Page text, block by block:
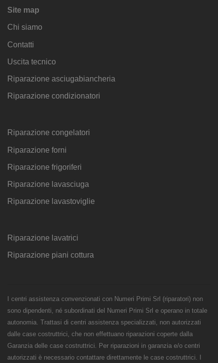
Site map
Chi siamo
Contatti
Uscita tecnico
Riparazione asciugabiancheria
Riparazione condizionatori
Riparazione congelatori
Riparazione forni
Riparazione frigoriferi
Riparazione lavasciuga
Riparazione lavastoviglie
Riparazione lavatrici
Riparazione piani cottura
I centri assistenza convenzionati con Numeri Primi Srl (riparatori) non
sono dipendenti, né subordinati del Numeri Primi Srl e operano in totale
autonomia. Trattasi di centri assistenza specializzati, non autorizzati
dalle case costruttrici, che non effettuano riparazioni coperte dalla
Garanzia delle case costruttrici. Per riparazioni in garanzia e/o centri
autorizzati è necessario contattare direttamente le case costruttrici. I